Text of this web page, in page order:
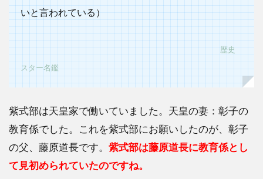
の制
作陣
がス
カー
レッ
ト制
作陣
2.3
由里
子と
いと言われている）
歴史
スター名鑑
紫式部は天皇家で働いていました。天皇の妻：彰子の
教育係でした。これを紫式部にお願いしたのが、彰子
の父、藤原道長です。 紫式部は藤原道長に教育係とし
て見初められていたのですね。